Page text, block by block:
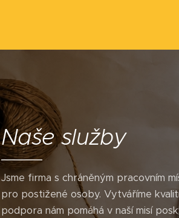
Našeslužby
Jsme firma s chráněným pracovním
pro postižené osoby. Vytváříme
podpora nám pomáhá v naší misí